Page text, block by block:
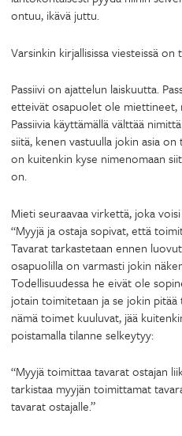
ontuu, ikävä juttu.
Varsinkin kirjallisissa viesteissä on
Passiivi on ajattelun laiskuutta.
etteivät osapuolet ole miettineet,
Passiivia käyttämällä välttää
siitä, kenen vastuulla jokin asia
on kuitenkin kyse nimenomaan
on.
Mieti seuraavaa virkettä, joka
“Myyjä ja ostaja sopivat, että
Tavarat tarkastetaan ennen
osapuolilla on varmasti jokin
Todellisuudessa he eivät ole
jotain toimitetaan ja se jokin pitää
nämä toimet kuuluvat, jää
poistamalla tilanne selkeytyy:
“Myyjä toimittaa tavarat ostajan
tarkistaa myyjän toimittamat
tavarat ostajalle.”